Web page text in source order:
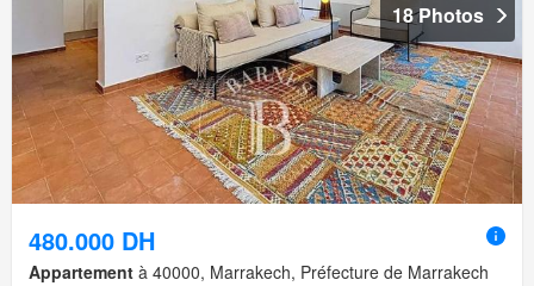
18 Photos
480.000 DH
Appartement à 40000, Marrakech, Préfecture de Marrakech